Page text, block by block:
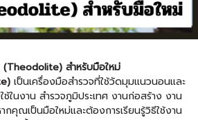
สำหรับมือใหม่
เป็นเครื่องมือสำรวจที่ใช้วัดมุมแนวนอนและ
ในงาน สำรวจภูมิประเทศ งานก่อสร้าง งาน
กคุณเป็นมือใหม่และต้องการเรียนรู้วิธีใช้งาน